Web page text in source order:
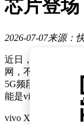
芯片登场
2026-07-07来源：
近日，有消息称
网，不过目前尚无
5G频段这一特性
能是vivo X500系
vivo X500系列和